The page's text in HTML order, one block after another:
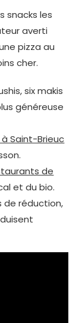
snacks les
averti
pizza au
cher.
six makis
généreuse
Saint-Brieuc
de
et du bio.
de réduction,